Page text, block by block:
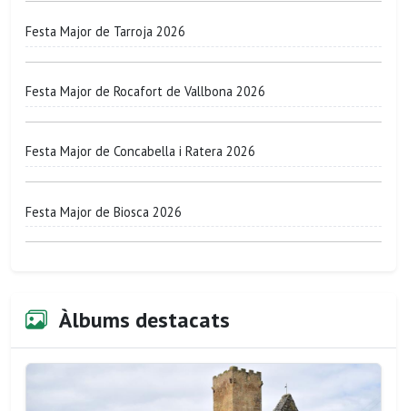
Festa Major de Tarroja 2026
Festa Major de Rocafort de Vallbona 2026
Festa Major de Concabella i Ratera 2026
Festa Major de Biosca 2026
Àlbums destacats